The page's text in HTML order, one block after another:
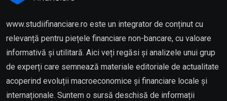
www.studiifinanciare.ro este un integrator de conținut cu
relevanță pentru piețele financiare non-bancare, cu valoare
informativă și utilitară. Aici veți regăsi și analizele unui grup
de experți care semnează materiale editoriale de actualitate
acoperind evoluții macroeconomice și financiare locale și
internaționale. Suntem o sursă deschisă de informații